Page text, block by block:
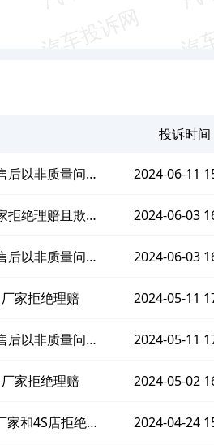
投诉时间
后以非质量问题 2024-06-11
拒绝理赔且欺骗 2024-06-03
后以非质量问题 2024-06-03
家拒绝理赔 2024-05-11
后以非质量问题 2024-05-11
家拒绝理赔 2024-05-02
和4S店拒绝理 2024-04-24